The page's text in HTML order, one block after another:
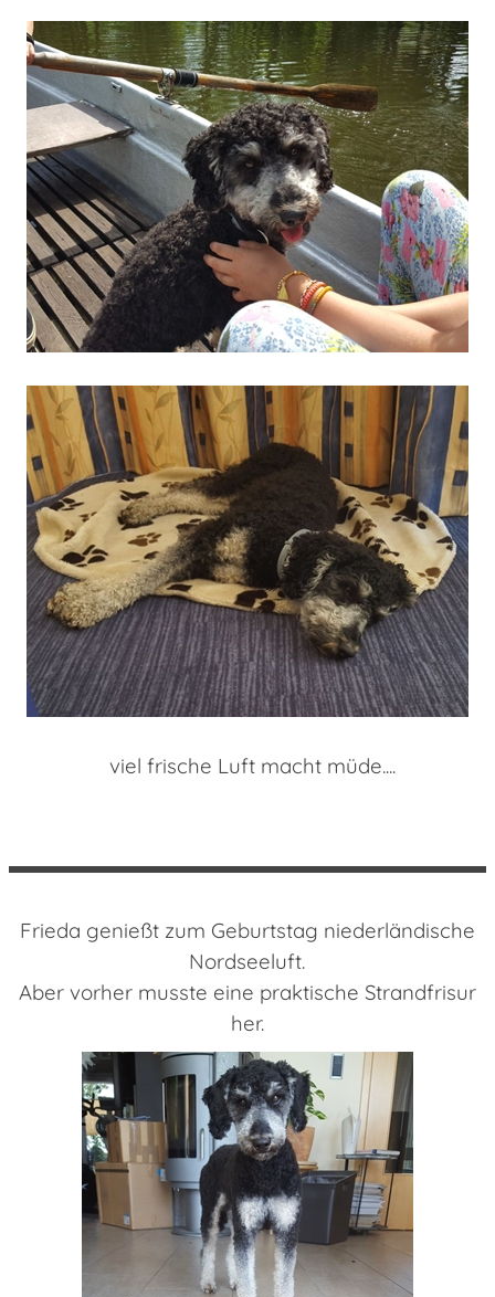
viel frische Luft macht müde....
Frieda genießt zum Geburtstag niederländische
Nordseeluft.
Aber vorher musste eine praktische Strandfrisur
her.